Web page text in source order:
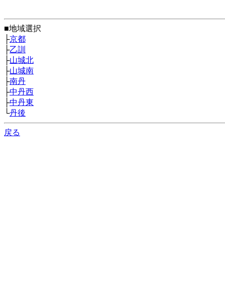
■地域選択
├京都
├乙訓
├山城北
├山城南
├南丹
├中丹西
├中丹東
└丹後
戻る